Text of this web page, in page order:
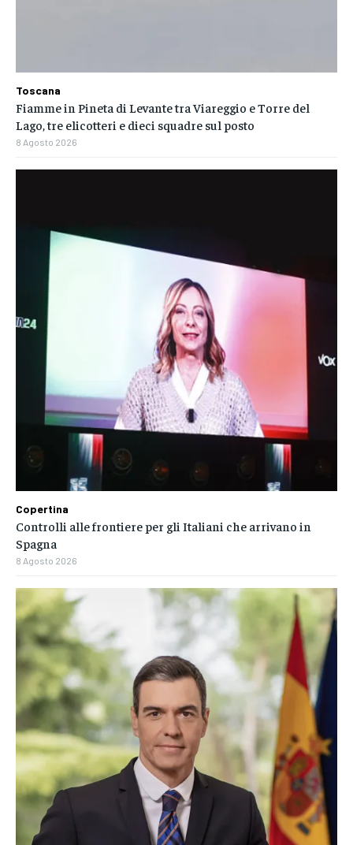
Toscana
Fiamme in Pineta di Levante tra Viareggio e Torre del
Lago, tre elicotteri e dieci squadre sul posto
8 Agosto 2026
Copertina
Controlli alle frontiere per gli Italiani che arrivano in
Spagna
8 Agosto 2026